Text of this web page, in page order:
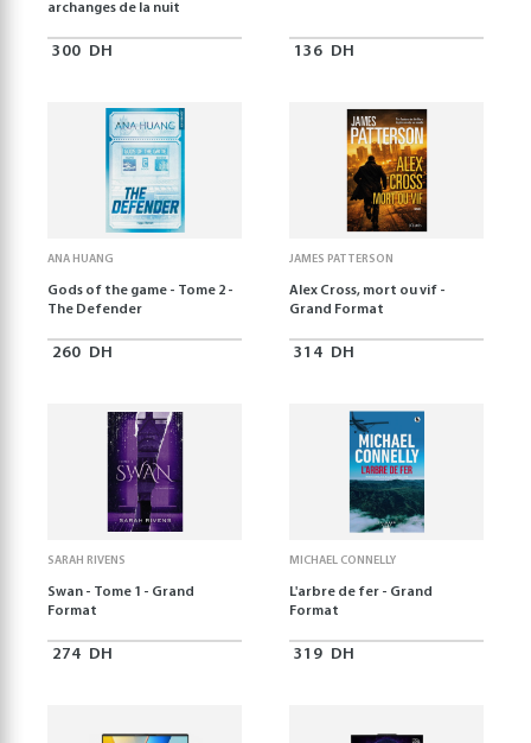
archanges de la nuit
300 DH 136 DH
ANA HUANG
Gods of the game - Tome 2 -
The Defender
260 DH
JAMES PATTERSON
Alex Cross, mort ou vif -
Grand Format
314 DH
SARAH RIVENS
Swan - Tome 1 - Grand
Format
274 DH
MICHAEL CONNELLY
L'arbre de fer - Grand
Format
319 DH